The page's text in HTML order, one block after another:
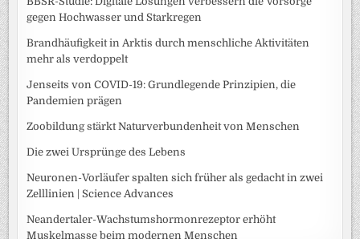
gegen Hochwasser und Starkregen
Brandhäufigkeit in Arktis durch menschliche Aktivitäten
mehr als verdoppelt
Jenseits von COVID-19: Grundlegende Prinzipien, die
Pandemien prägen
Zoobildung stärkt Naturverbundenheit von Menschen
Die zwei Ursprünge des Lebens
Neuronen-Vorläufer spalten sich früher als gedacht in zwei
Zelllinien | Science Advances
Neandertaler-Wachstumshormonrezeptor erhöht
Muskelmasse beim modernen Menschen